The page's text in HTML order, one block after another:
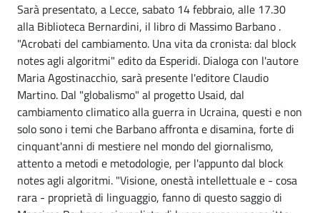
Sarà presentato, a Lecce, sabato 14 febbraio, alle 17.30
alla Biblioteca Bernardini, il libro di Massimo Barbano .
"Acrobati del cambiamento. Una vita da cronista: dal block
notes agli algoritmi" edito da Esperidi. Dialoga con l'autore
Maria Agostinacchio, sarà presente l'editore Claudio
Martino. Dal "globalismo" al progetto Usaid, dal
cambiamento climatico alla guerra in Ucraina, questi e non
solo sono i temi che Barbano affronta e disamina, forte di
cinquant'anni di mestiere nel mondo del giornalismo,
attento a metodi e metodologie, per l'appunto dal block
notes agli algoritmi. "Visione, onestà intellettuale e - cosa
rara - proprietà di linguaggio, fanno di questo saggio di